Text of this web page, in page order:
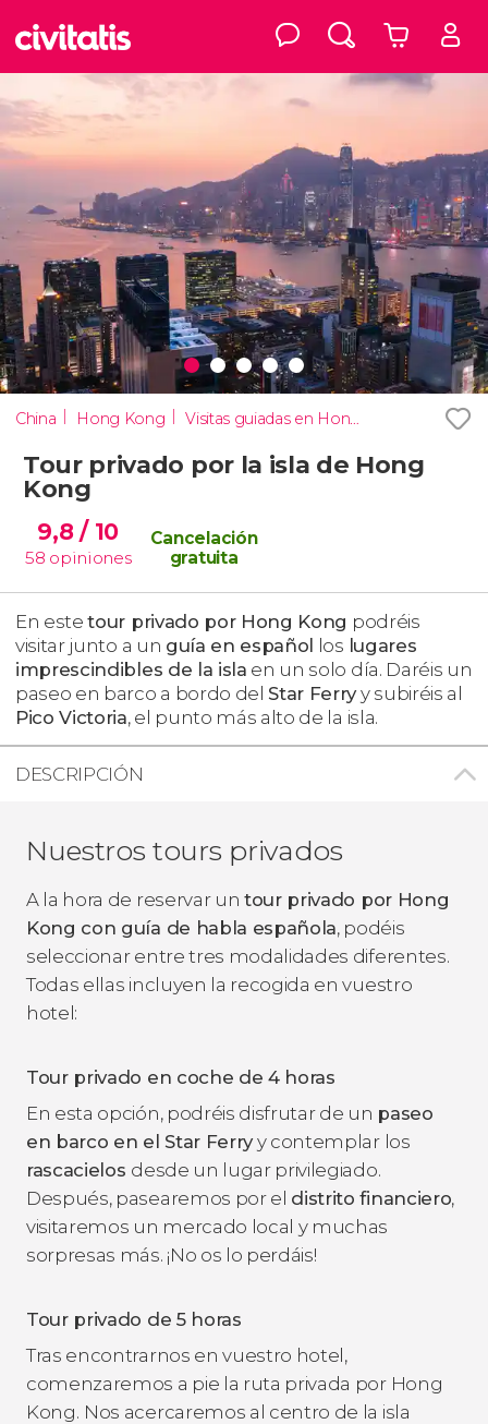
China Hong Kong Visitas guiadas en Hong Kong
Tour privado por la isla de Hong
Kong
9,8/ 10
58 opiniones
Cancelación
gratuita
En estetour privado por Hong Kong podréis
visitar junto a un guía en español los lugares
imprescindibles de la isla en un solo día. Daréis un
paseo en barco a bordo del Star Ferryy subiréis al
Pico Victoria, el punto más alto de la isla.
DESCRIPCIÓN
Nuestros tours privados
A la hora de reservar un tour privado por Hong
Kong con guía de habla española, podéis
seleccionar entre tres modalidades diferentes.
Todas ellas incluyen la recogida en vuestro
hotel:
Tour privado en coche de 4 horas
En esta opción, podréis disfrutar de un paseo
en barco en el Star Ferryy contemplar los
rascacielos desde un lugar privilegiado.
Después, pasearemos por el distrito financiero,
visitaremos un mercado local y muchas
sorpresas más. ¡No os lo perdáis!
Tour privado de 5 horas
Tras encontrarnos en vuestro hotel,
comenzaremos a pie la ruta privada por Hong
Kong. Nos acercaremos al centro de la isla